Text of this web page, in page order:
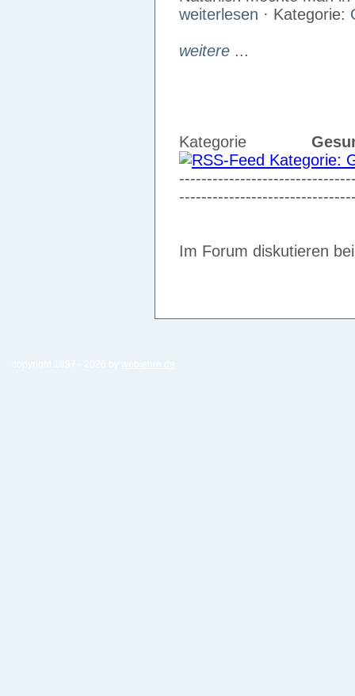
weiterlesen · Kategorie:
weitere ...
Kategorie
Im Forum diskutieren